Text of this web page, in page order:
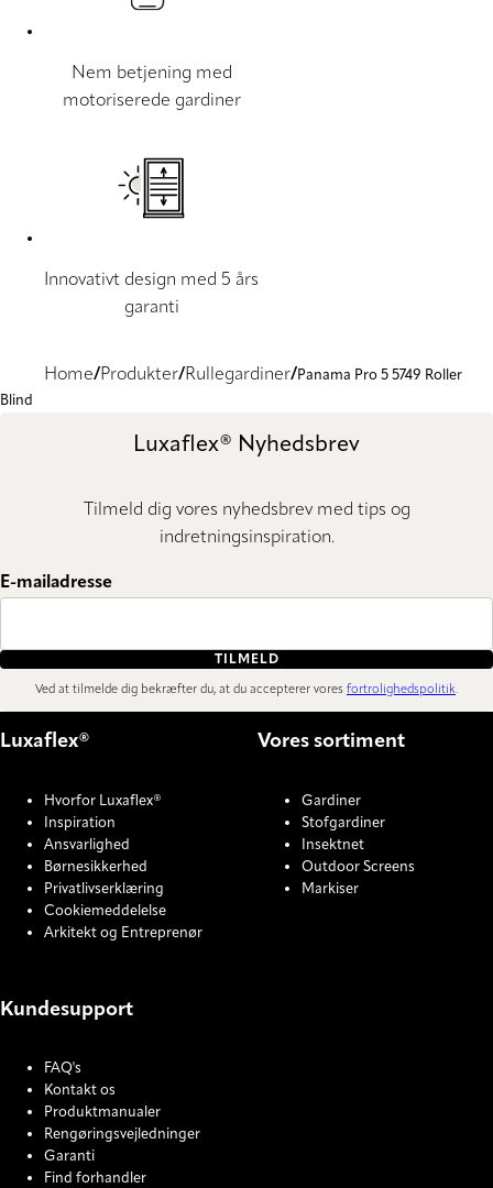
Nem betjening med
motoriserede gardiner
Innovativt design med 5 års
garanti
Home Produkter Rullegardiner
Panama Pro 5 5749 Roller
Blind
Luxaflex® Nyhedsbrev
Tilmeld dig vores nyhedsbrev med tips og
indretningsinspiration.
E-mailadresse
TILMELD
Ved at tilmelde dig bekræfter du, at du accepterer vores fortrolighedspolitik.
Luxaflex®
Hvorfor Luxaflex®
Inspiration
Ansvarlighed
Børnesikkerhed
Privatlivserklæring
Cookiemeddelelse
Arkitekt og Entreprenør
Vores sortiment
Gardiner
Stofgardiner
Insektnet
Outdoor Screens
Markiser
Kundesupport
FAQ's
Kontakt os
Produktmanualer
Rengøringsvejledninger
Garanti
Find forhandler